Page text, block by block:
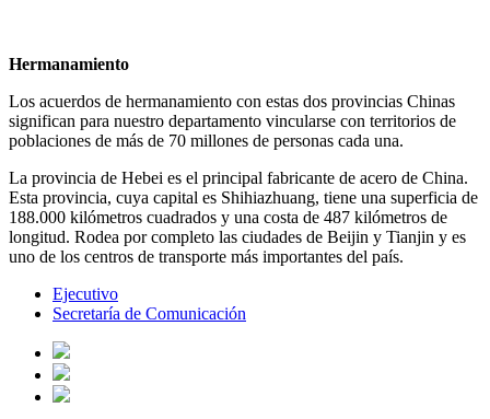
Hermanamiento
Los acuerdos de hermanamiento con estas dos provincias Chinas
significan para nuestro departamento vincularse con territorios de
poblaciones de más de 70 millones de personas cada una.
La provincia de Hebei es el principal fabricante de acero de China.
Esta provincia, cuya capital es Shihiazhuang, tiene una superficia de
188.000 kilómetros cuadrados y una costa de 487 kilómetros de
longitud. Rodea por completo las ciudades de Beijin y Tianjin y es
uno de los centros de transporte más importantes del país.
Ejecutivo
Secretaría de Comunicación